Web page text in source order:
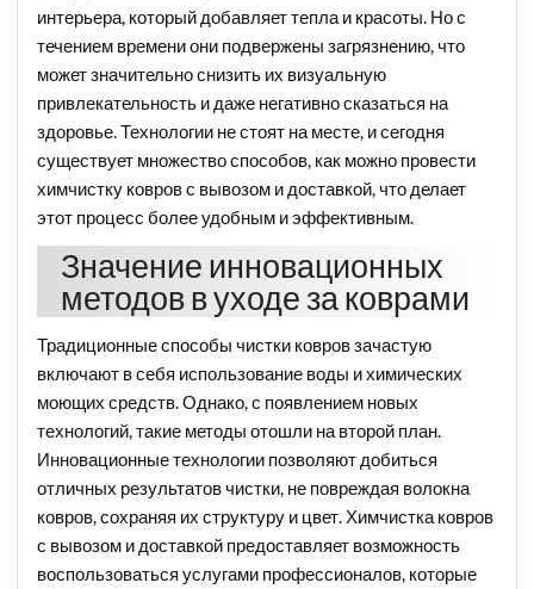
интерьера, который добавляет тепла и красоты. Но с
течением времени они подвержены загрязнению, что
может значительно снизить их визуальную
привлекательность и даже негативно сказаться на
здоровье. Технологии не стоят на месте, и сегодня
существует множество способов, как можно провести
химчистку ковров с вывозом и доставкой, что делает
этот процесс более удобным и эффективным.
Значение инновационных
методов в уходе за коврами
Традиционные способы чистки ковров зачастую
включают в себя использование воды и химических
моющих средств. Однако, с появлением новых
технологий, такие методы отошли на второй план.
Инновационные технологии позволяют добиться
отличных результатов чистки, не повреждая волокна
ковров, сохраняя их структуру и цвет. Химчистка ковров
с вывозом и доставкой предоставляет возможность
воспользоваться услугами профессионалов, которые